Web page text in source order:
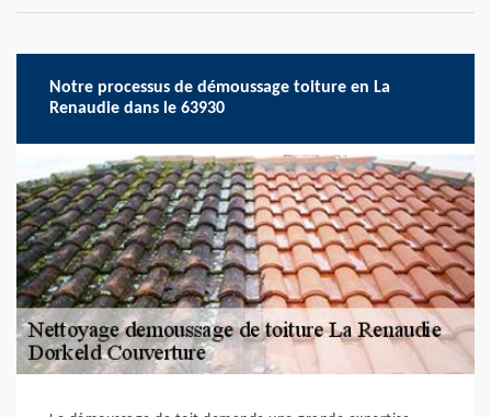
Notre processus de démoussage toiture en La
Renaudie dans le 63930